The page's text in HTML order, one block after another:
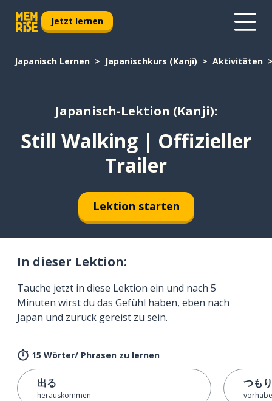
Jetzt lernen
Japanisch Lernen Japanischkurs (Kanji) Aktivitäten
Japanisch-Lektion (Kanji):
Still Walking | Offizieller
Trailer
Lektion starten
In dieser Lektion:
Tauche jetzt in diese Lektion ein und nach 5
Minuten wirst du das Gefühl haben, eben nach
Japan und zurück gereist zu sein.
15 Wörter/ Phrasen zu lernen
出る
herauskommen
つもり